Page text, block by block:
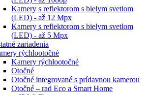
Kamery s reflektorom s bielym svetlom
(LED) - až 12 Mpx
Kamery s reflektorom s bielym svetlom
(LED) - až 5 Mpx
zariadenia
rýchlootočné
Kamery rýchlootočné
Otočné
Otočné integrované s prídavnou kamerou
Otočné – rad Eco a Smart Home